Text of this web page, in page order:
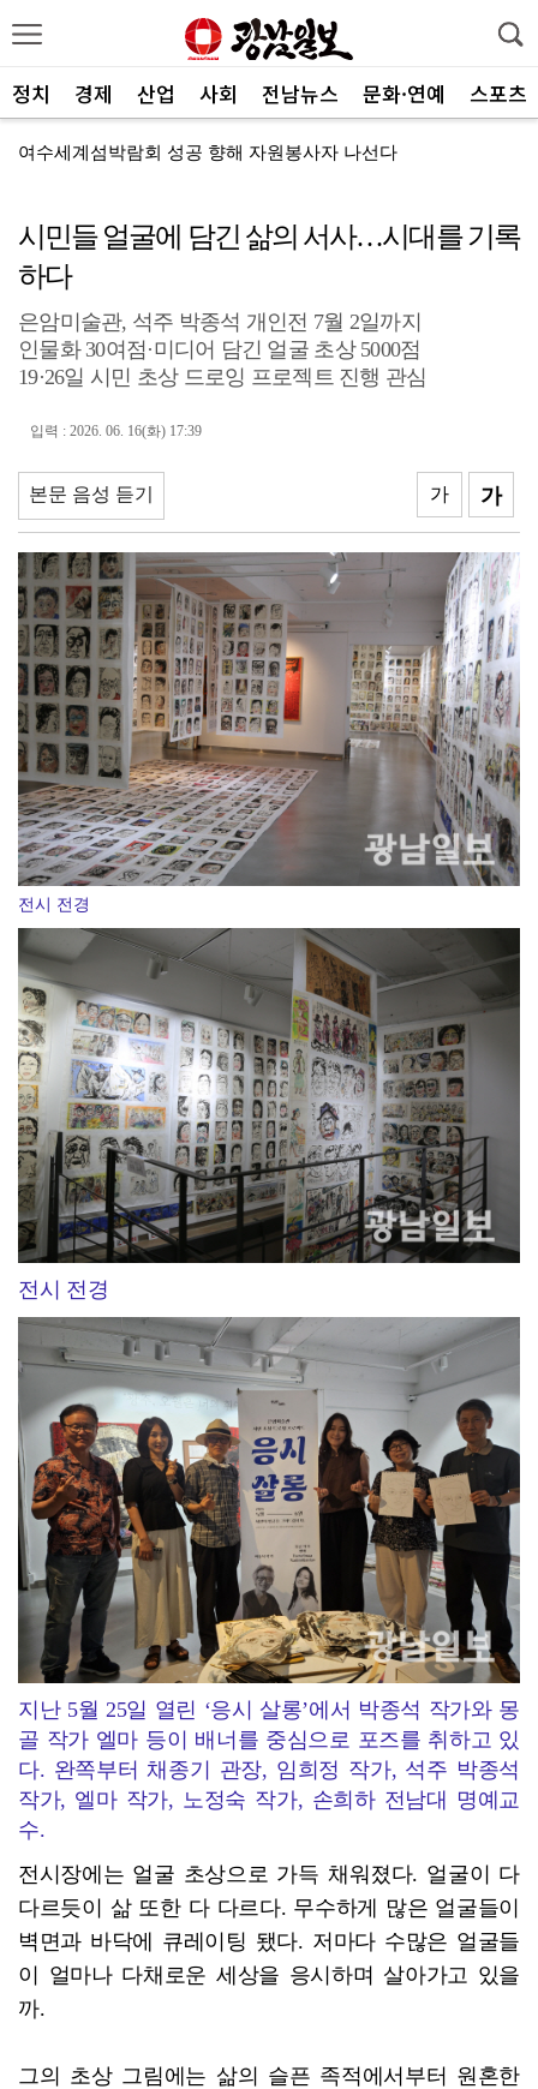
정치 경제 산업 사회 전남뉴스 문화·연예 스포츠
여수세계섬박람회 성공 향해 자원봉사자 나선다
전남광주 관광 매력 사진에 담는다
중기부, 지방소멸 대응 유공자 찾는다
광산구자원봉사센터, 폭염 대응 통합자원지원단 활동
ACC '아시아의 장치들'전···누적 관람객 10만명 ...
SOOP 수퍼스, 고의정·서지혜 영입…전력 보강
광주자치경찰, ‘제11기 청년 서포터즈’ 112명 모집
중진공, 유망 중소기업 최대 20억 성장자금
여수세계섬박람회 성공 향해 자원봉사자 나선다
시민들 얼굴에 담긴 삶의 서사…시대를 기록
하다
은암미술관, 석주 박종석 개인전 7월 2일까지
인물화 30여점·미디어 담긴 얼굴 초상 5000점
19·26일 시민 초상 드로잉 프로젝트 진행 관심
입력 : 2026. 06. 16(화) 17:39
본문 음성 듣기 가
가
전시 전경
전시 전경
지난 5월 25일 열린 ‘응시 살롱’에서 박종석 작가와 몽
골 작가 엘마 등이 배너를 중심으로 포즈를 취하고 있
다. 완쪽부터 채종기 관장, 임희정 작가, 석주 박종석
작가, 엘마 작가, 노정숙 작가, 손희하 전남대 명예교
수.
전시장에는 얼굴 초상으로 가득 채워졌다. 얼굴이 다
다르듯이 삶 또한 다 다르다. 무수하게 많은 얼굴들이
벽면과 바닥에 큐레이팅 됐다. 저마다 수많은 얼굴들
이 얼마나 다채로운 세상을 응시하며 살아가고 있을
까.
그의 초상 그림에는 삶의 슬픈 족적에서부터 원혼한